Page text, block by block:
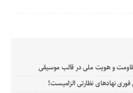
و هویت ملی در قالب موسیقی
نهادهای نظارتی الزامیست!